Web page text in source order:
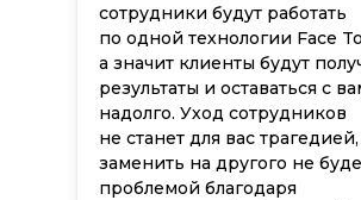
сотрудники будут работать
по одной технологии Face
а значит клиенты будут
результаты и оставаться с
надолго. Уход сотрудников
не станет для вас
заменить на другого не
проблемой благодаря